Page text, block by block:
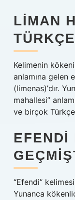
LIMAN
Kelimenin
anlamına gelen
(limenas)’dır.
mahallesi”
ve birçok Türkçe
EFENDI
“Efendi”
Yunanca